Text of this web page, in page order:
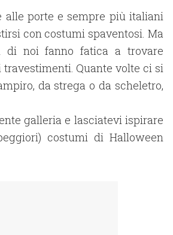
alle porte e sempre più italiani
con costumi spaventosi. Ma
di noi fanno fatica a trovare
Quante volte ci si
da strega o da scheletro,
galleria e lasciatevi ispirare
costumi di Halloween